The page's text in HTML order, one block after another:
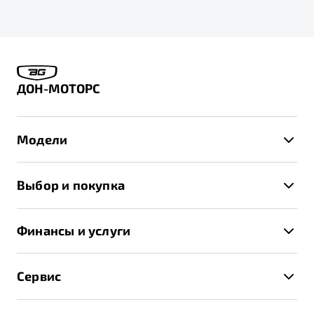
ДОН-МОТОРС
Модели
X70
Выбор и покупка
Спецпредложения и Акции
Записаться на тест-драйв
Получить предложение
Финансы и услуги
Трейд-ин
Сервис